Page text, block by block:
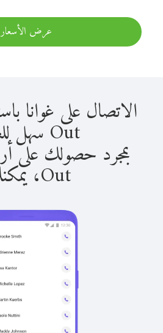
عرض الأسعار
Out سهل للغاية.
Out، يمكنك: